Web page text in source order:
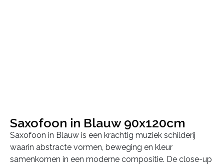
Saxofoon in Blauw 90x120cm
Saxofoon in Blauw is een krachtig muziek schilderij
waarin abstracte vormen, beweging en kleur
samenkomen in een moderne compositie. De close-up